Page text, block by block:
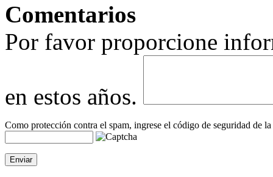
−
Comentarios
Por favor proporcione
en estos años.
Como protección contra el spam, ingrese el código de seguridad de